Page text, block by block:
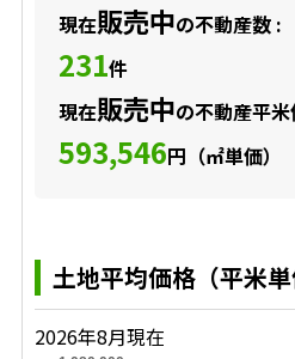
現在販売中の不動産数 :
231件
現在販売中の不動産平
593,546円（㎡単価）
土地平均価格（平米
2026年8月現在